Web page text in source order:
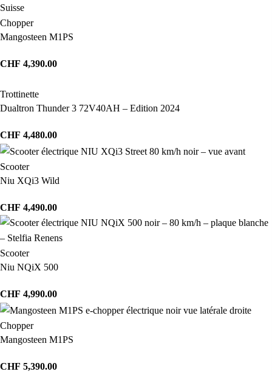
Chopper
Mangosteen M1PS
CHF 4,390.00
Trottinette
Dualtron Thunder 3 72V40AH – Edition 2024
CHF 4,480.00
Scooter
Niu XQi3 Wild
CHF 4,490.00
Scooter
Niu NQiX 500
CHF 4,990.00
Chopper
Mangosteen M1PS
CHF 5,390.00